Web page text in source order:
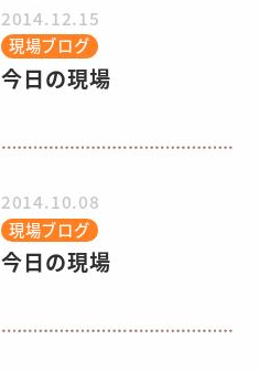
2014.12.15
現場ブログ
今日の現場
2014.10.08
現場ブログ
今日の現場